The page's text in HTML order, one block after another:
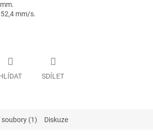
mm/s.
SDÍLET
soubory (1) Diskuze